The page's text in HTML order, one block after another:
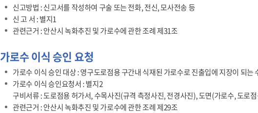
신고방법 : 신고서를 작성하여 구술 또는 전화, 전신, 모사전송 등
신 고 서 : 별지1
관련근거 : 안산시 녹화추진 및 가로수에 관한 조례 제31조
가로수 이식 승인 요청
가로수 이식 승인 대상 : 영구도로점용 구간내 식재된 가로수로 진출입에 지장이 되는
가로수 이식 승인요청서 : 별지2
구비서류 : 도로점용 허가서, 수목사진(규격 측정사진, 전경사진), 도면(가로수, 도로
관련근거 : 안산시 녹화추진 및 가로수에 관한 조례 제29조